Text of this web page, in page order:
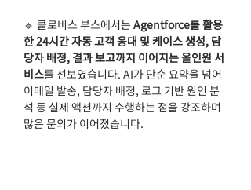
🔹 클로비스 부스에서는 Agentforce를 활용
한 24시간 자동 고객 응대 및 케이스 생성, 담
당자 배정, 결과 보고까지 이어지는 올인원 서
비스를 선보였습니다. AI가 단순 요약을 넘어
이메일 발송, 담당자 배정, 로그 기반 원인 분
석 등 실제 액션까지 수행하는 점을 강조하며
많은 문의가 이어졌습니다.